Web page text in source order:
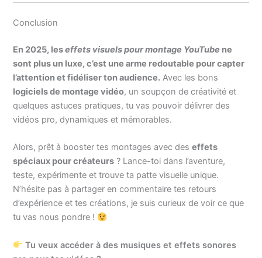
Conclusion
En 2025, leseffets visuels pour montage YouTube ne
sont plus un luxe, c’est une arme redoutable pour capter
l’attention et fidéliser ton audience. Avec les bons
logiciels de montage vidéo, un soupçon de créativité et
quelques astuces pratiques, tu vas pouvoir délivrer des
vidéos pro, dynamiques et mémorables.
Alors, prêt à booster tes montages avec deseffets
spéciaux pour créateurs ? Lance-toi dans l’aventure,
teste, expérimente et trouve ta patte visuelle unique.
N’hésite pas à partager en commentaire tes retours
d’expérience et tes créations, je suis curieux de voir ce que
tu vas nous pondre !
Tu veux accéder à des musiques et effets sonores